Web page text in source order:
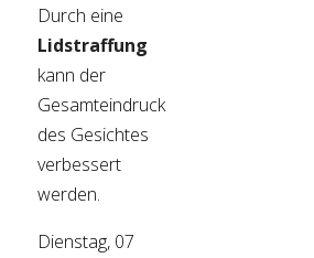
Durch eine
Lidstraffung
kann der
Gesamteindruck
des Gesichtes
verbessert
werden.
Dienstag, 07